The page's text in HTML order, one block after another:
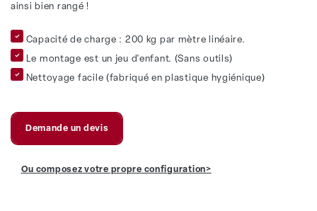
ainsi bien rangé !
Capacité de charge : 200 kg par mètre linéaire.
Le montage est un jeu d'enfant. (Sans outils)
Nettoyage facile (fabriqué en plastique hygiénique)
Demande un devis
Ou composez votre propre configuration>